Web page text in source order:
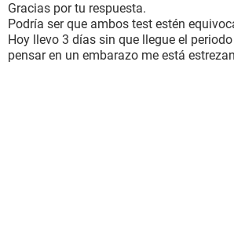
Gracias por tu respuesta.
Podría ser que ambos test estén
Hoy llevo 3 días sin que llegue el
pensar en un embarazo me está